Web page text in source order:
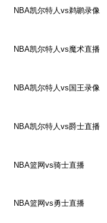
NBA凯尔特人vs鹈鹕录像
NBA凯尔特人vs魔术直播
NBA凯尔特人vs国王录像
NBA凯尔特人vs爵士直播
NBA篮网vs骑士直播
NBA篮网vs勇士直播